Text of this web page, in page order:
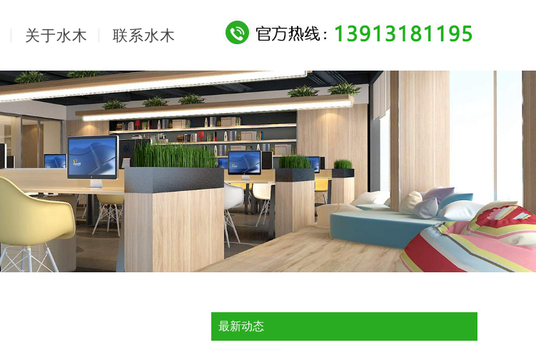
关于水木 联系水木
最新动态